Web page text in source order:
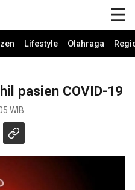
Lifestyle Olahraga
pasien COVID-19
WIB